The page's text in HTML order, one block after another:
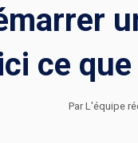
ce
Par L'équipe